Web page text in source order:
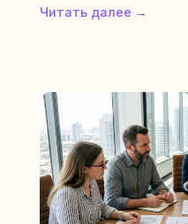
Читать далее →